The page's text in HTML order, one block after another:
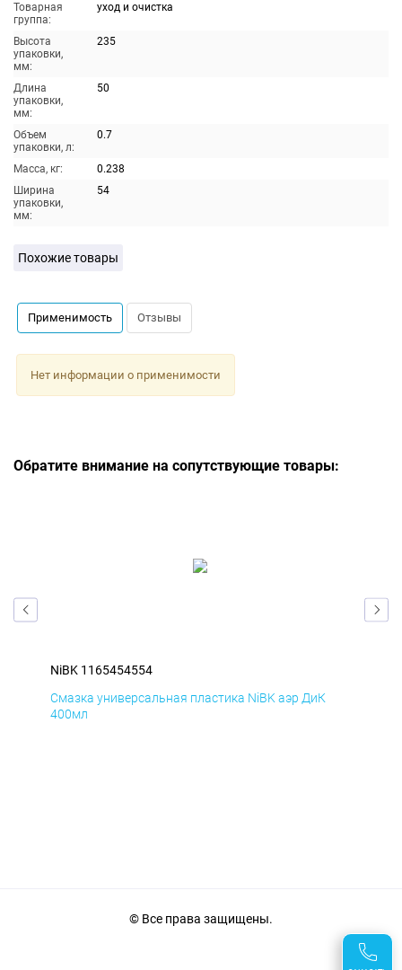
Товарная
группа:
уход и очистка
Высота
упаковки,
мм:
235
Длина
упаковки,
мм:
50
Объем
упаковки, л:
0.7
Масса, кг:
0.238
Ширина
упаковки,
мм:
54
Похожие товары
Применимость Отзывы
Нет информации о применимости
Обратите внимание на сопутствующие товары:
NiBK 1165454554
Смазка универсальная пластика NiBK аэр ДиК
400мл
© Все права защищены.